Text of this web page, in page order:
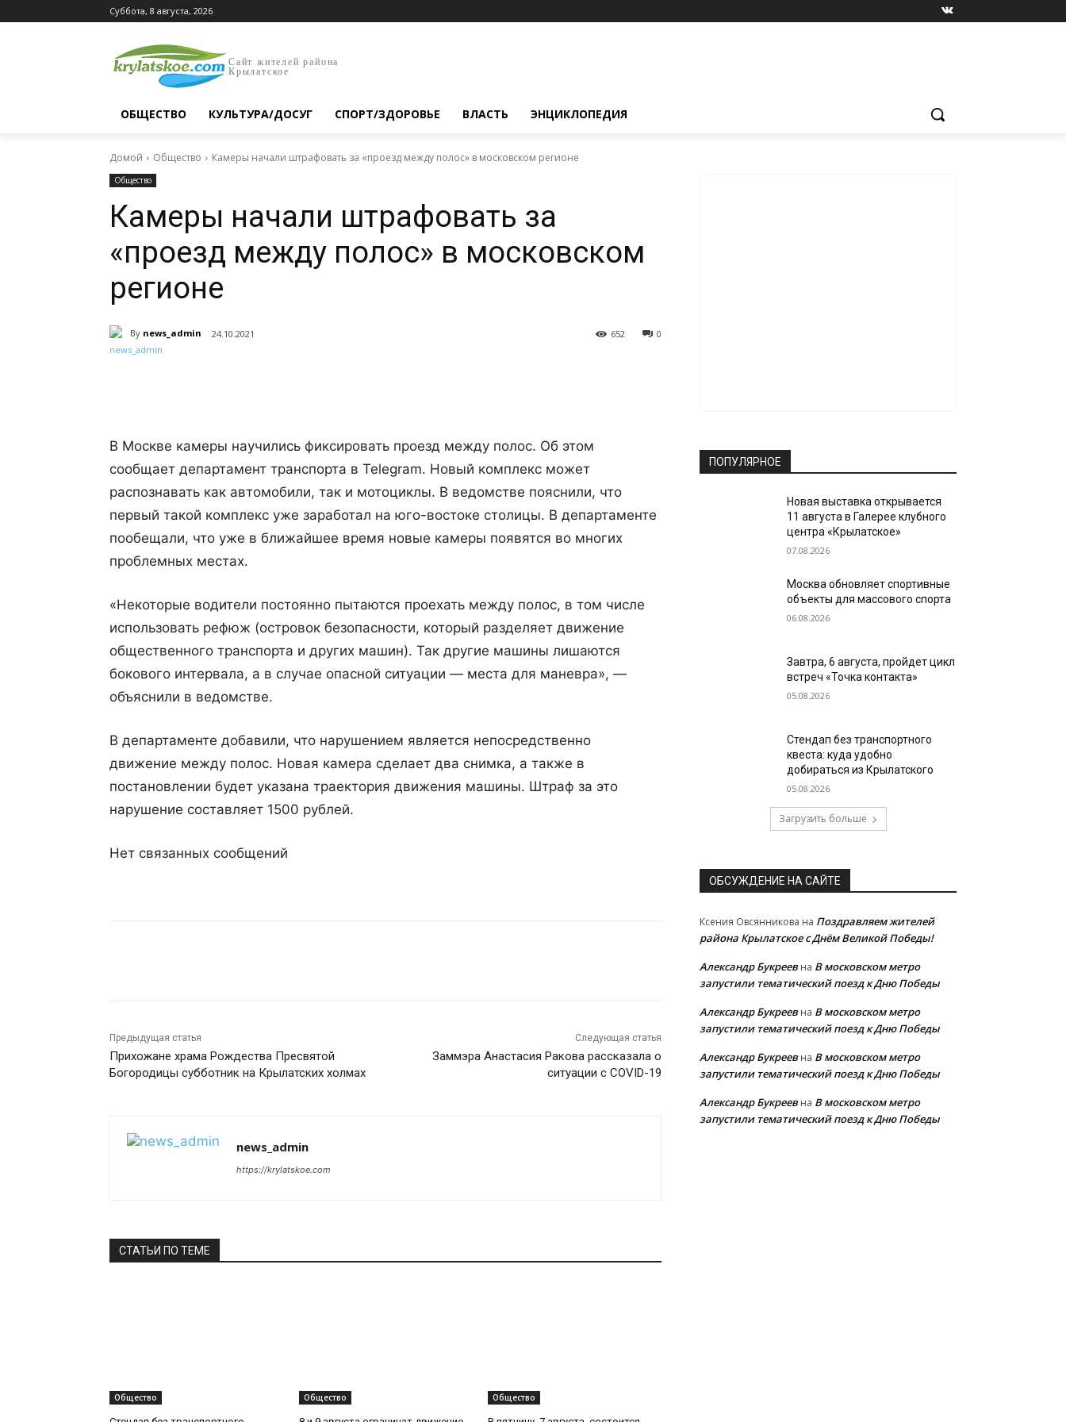
Суббота, 8 августа, 2026
Сайт жителей района
Крылатское
ОБЩЕСТВО КУЛЬТУРА/ДОСУГ СПОРТ/ЗДОРОВЬЕ ВЛАСТЬ ЭНЦИКЛОПЕДИЯ
Домой Общество Камеры начали штрафовать за «проезд между полос» в московском регионе
Общество
Камеры начали штрафовать за
«проезд между полос» в московском
регионе
By news_admin 24.10.2021 0
652
В Москве камеры научились фиксировать проезд между полос. Об этом
сообщает департамент транспорта в Telegram. Новый комплекс может
распознавать как автомобили, так и мотоциклы. В ведомстве пояснили, что
первый такой комплекс уже заработал на юго-востоке столицы. В департаменте
пообещали, что уже в ближайшее время новые камеры появятся во многих
проблемных местах.
«Некоторые водители постоянно пытаются проехать между полос, в том числе
использовать рефюж (островок безопасности, который разделяет движение
общественного транспорта и других машин). Так другие машины лишаются
бокового интервала, а в случае опасной ситуации — места для маневра», —
объяснили в ведомстве.
В департаменте добавили, что нарушением является непосредственно
движение между полос. Новая камера сделает два снимка, а также в
постановлении будет указана траектория движения машины. Штраф за это
нарушение составляет 1500 рублей.
Нет связанных сообщений
Предыдущая статья
Прихожане храма Рождества Пресвятой
Богородицы субботник на Крылатских холмах
Следующая статья
Заммэра Анастасия Ракова рассказала о
ситуации с COVID-19
news_admin
https://krylatskoe.com
СТАТЬИ ПО ТЕМЕ
Общество Общество Общество
ПОПУЛЯРНОЕ
Новая выставка открывается
11 августа в Галерее клубного
центра «Крылатское»
07.08.2026
Москва обновляет спортивные
объекты для массового спорта
06.08.2026
Завтра, 6 августа, пройдет цикл
встреч «Точка контакта»
05.08.2026
Стендап без транспортного
квеста: куда удобно
добираться из Крылатского
05.08.2026
Загрузить больше
ОБСУЖДЕНИЕ НА САЙТЕ
Ксения Овсянникова на Поздравляем жителей
района Крылатское с Днём Великой Победы!
Александр Букреевна В московском метро
запустили тематический поезд к Дню Победы
Александр Букреевна В московском метро
запустили тематический поезд к Дню Победы
Александр Букреевна В московском метро
запустили тематический поезд к Дню Победы
Александр Букреевна В московском метро
запустили тематический поезд к Дню Победы